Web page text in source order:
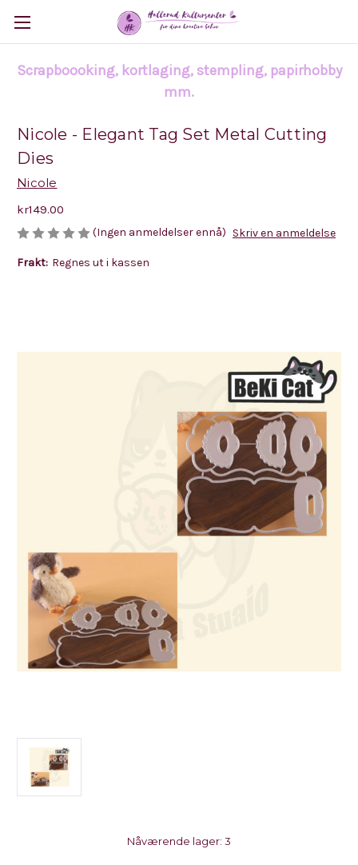
Scrapboooking, kortlaging, stempling, papirhobby
mm.
Nicole - Elegant Tag Set Metal Cutting
Dies
Nicole
kr149.00
(Ingen anmeldelser ennå) Skriv en anmeldelse
Frakt: Regnes ut i kassen
Nåværende lager: 3